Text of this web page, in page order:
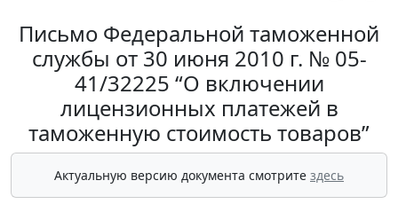
Письмо Федеральной таможенной
службы от 30 июня 2010 г. № 05-
41/32225 “О включении
лицензионных платежей в
таможенную стоимость товаров”
Актуальную версию документа смотрите здесь